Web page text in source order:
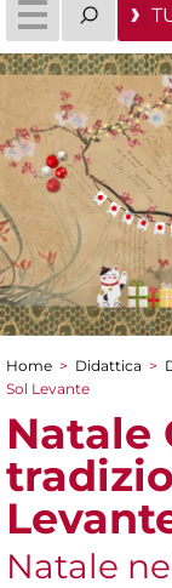
Tu sei qui
Home > Didattica >
Sol Levante
Natale
Natale